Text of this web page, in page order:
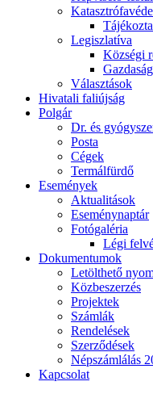
Legiszlatíva
Községi
Választások
Hivatali faliújság
Polgár
Dr. és
Posta
Cégek
Termálfürdő
Események
Aktualitások
Eseménynaptár
Fotógaléria
Légi
Dokumentumok
Letölthető
Közbeszerzés
Projektek
Számlák
Rendelések
Szerződések
Népszámlálás
Kapcsolat